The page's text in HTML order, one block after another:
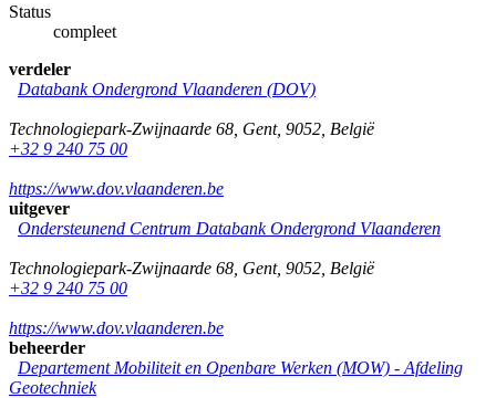
Status
compleet
verdeler
Databank Ondergrond Vlaanderen (DOV)
Technologiepark-Zwijnaarde 68 Gent, 9052 België
+32 9 240 75 00
https://www.dov.vlaanderen.be
uitgever
Ondersteunend Centrum Databank Ondergrond Vlaanderen
Technologiepark-Zwijnaarde 68 Gent, 9052 België
+32 9 240 75 00
https://www.dov.vlaanderen.be
beheerder
Departement Mobiliteit en Openbare Werken (MOW) - Afdeling
Geotechniek